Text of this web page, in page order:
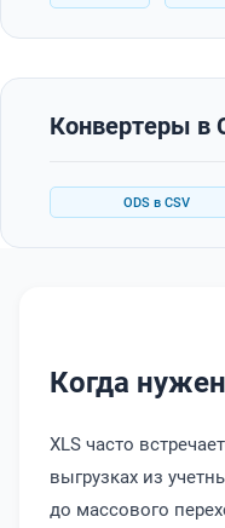
Конвертеры в
ODS в CSV
Когда
XLS часто
выгрузках из
до массового